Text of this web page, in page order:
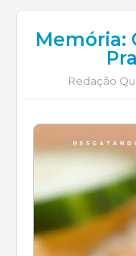
Memória:
Redação